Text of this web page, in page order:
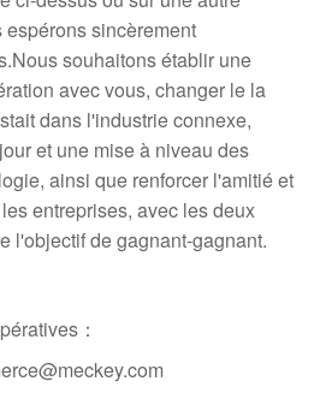
sincèrement
souhaitons établir une
avec vous, changer le la
dans l'industrie connexe,
et une mise à niveau des
ainsi que renforcer l'amitié et
entreprises, avec les deux
l'objectif de gagnant-gagnant.
：